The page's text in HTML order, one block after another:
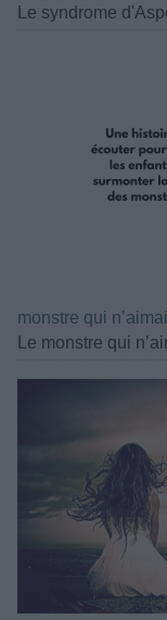
Le syndrome
monstre qui
Le monstre qui